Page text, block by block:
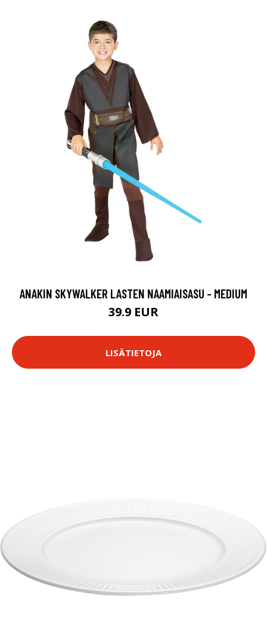
ANAKIN SKYWALKER LASTEN NAAMIAISASU - MEDIUM
39.9 EUR
LISÄTIETOJA